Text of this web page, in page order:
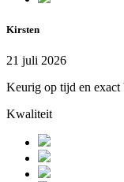
Kirsten
21 juli 2026
Keurig op tijd en exact
Kwaliteit